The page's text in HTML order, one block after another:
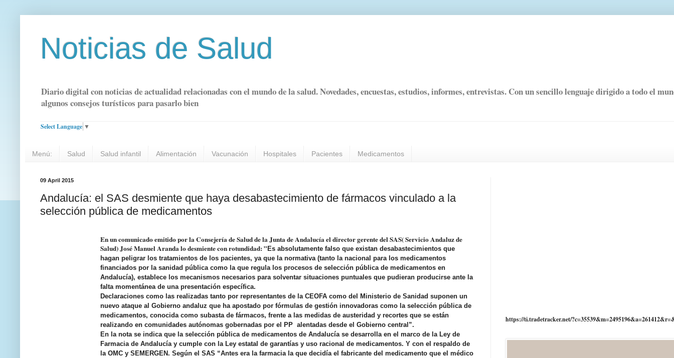
Noticias de Salud
Diario digital con noticias de actualidad relacionadas con el mundo de la salud. Novedades, encuestas, estudios, informes, entrevistas. Con un sencillo lenguaje dirigido a todo el
algunos consejos turísticos para pasarlo bien
Select Language ▼
Menú: Salud Salud infantil Alimentación Vacunación Hospitales Pacientes Medicamentos
09 April 2015
Andalucía: el SAS desmiente que haya desabastecimiento de fármacos vinculado a la
selección pública de medicamentos
En un comunicado emitido por la Consejería de Salud de la Junta de Andalucía el director gerente del SAS( Servicio Andaluz de
Salud) José Manuel Aranda lo desmiente con rotundidad: ” Es absolutamente falso que existan desabastecimientos que
hagan peligrar los tratamientos de los pacientes, ya que la normativa (tanto la nacional para los medicamentos
financiados por la sanidad pública como la que regula los procesos de selección pública de medicamentos en
Andalucía), establece los mecanismos necesarios para solventar situaciones puntuales que pudieran producirse ante la
falta momentánea de una presentación específica.
Declaraciones como las realizadas tanto por representantes de la CEOFA como del Ministerio de Sanidad suponen un
nuevo ataque al Gobierno andaluz que ha apostado por fórmulas de gestión innovadoras como la selección pública de
medicamentos, conocida como subasta de fármacos, frente a las medidas de austeridad y recortes que se están
realizando en comunidades autónomas gobernadas por el PP alentadas desde el Gobierno central”.
En la nota se indica que la selección pública de medicamentos de Andalucía se desarrolla en el marco de la Ley de
Farmacia de Andalucía y cumple con la Ley estatal de garantías y uso racional de medicamentos. Y con el respaldo de
la OMC y SEMERGEN. Según el SAS “Antes era la farmacia la que decidía el fabricante del medicamento que el médico
https://ti.tradetracker.net/